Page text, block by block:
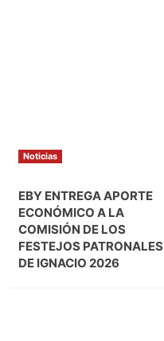
Noticias
EBY ENTREGA APORTE
ECONÓMICO A LA
COMISIÓN DE LOS
FESTEJOS PATRONALES
DE IGNACIO 2026